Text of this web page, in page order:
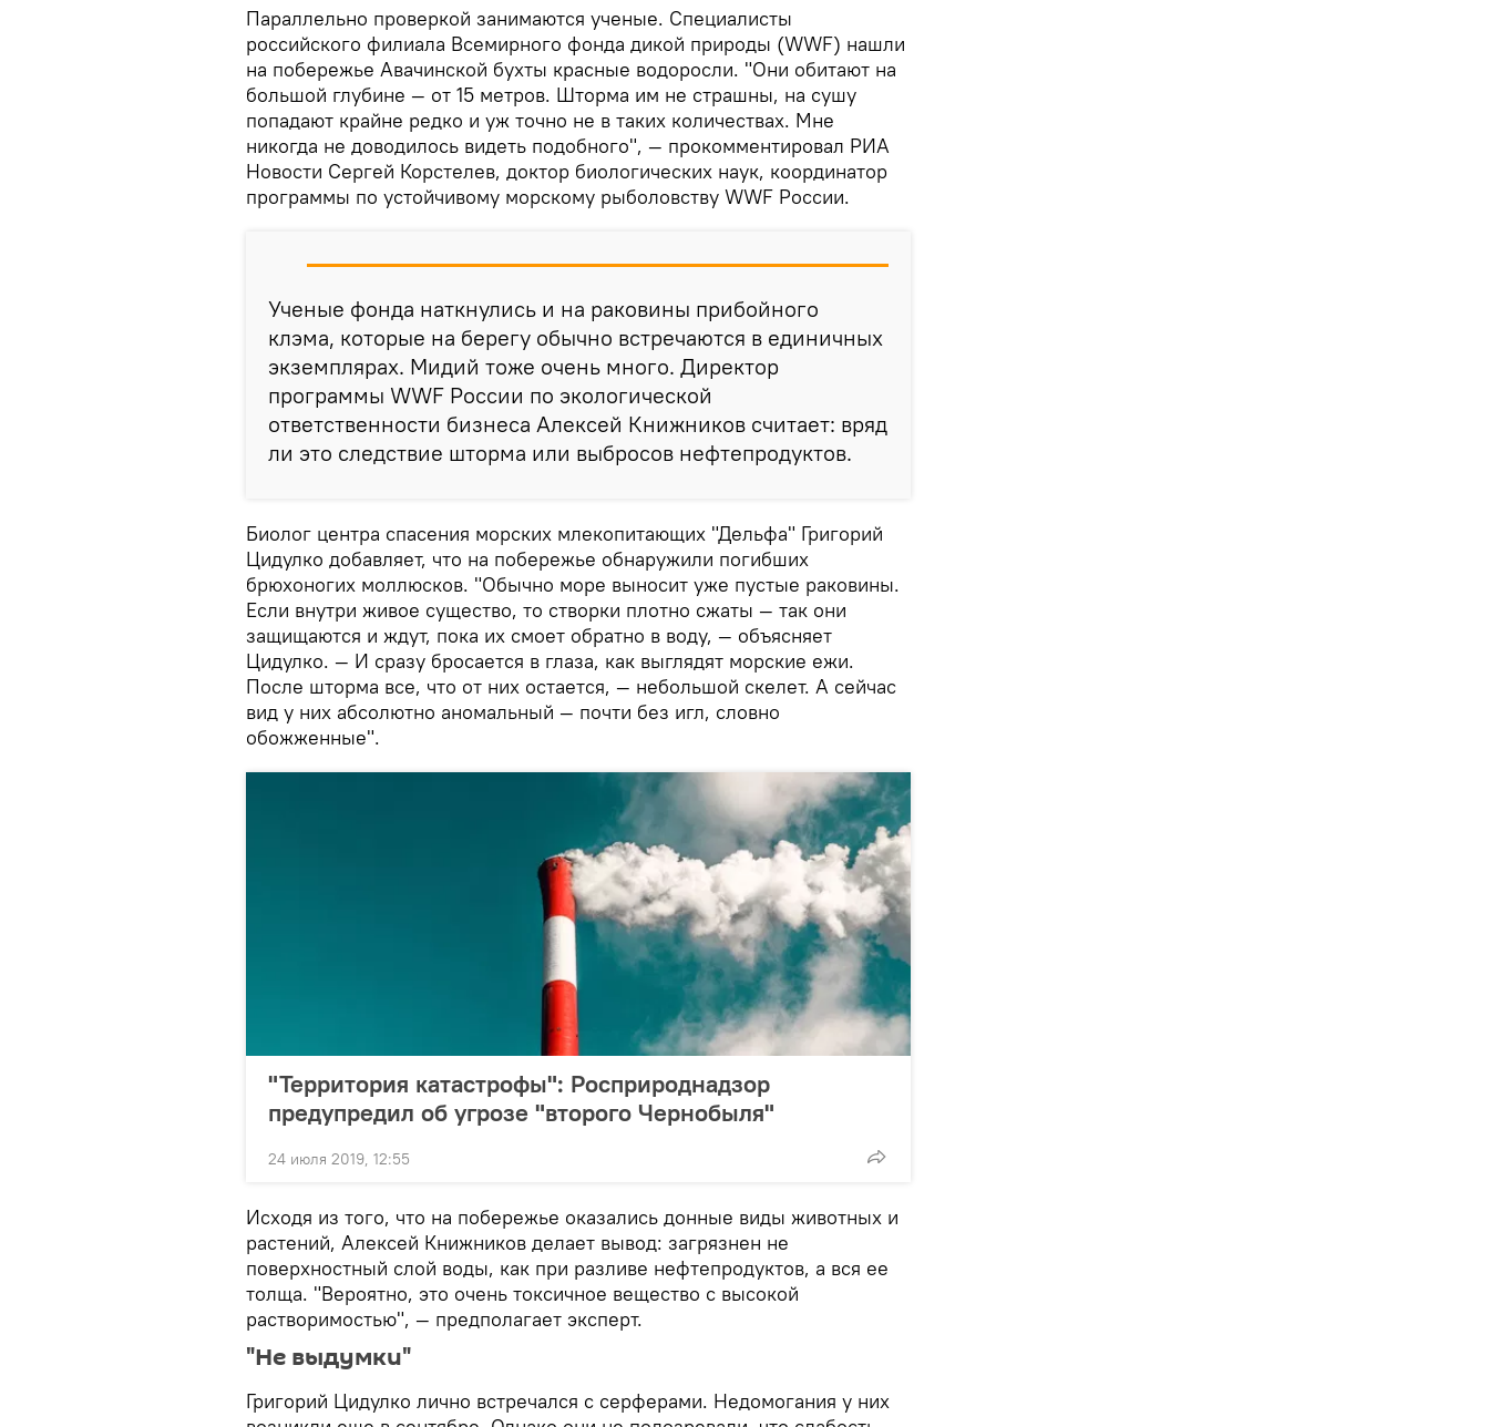
Параллельно проверкой занимаются ученые. Специалисты
российского филиала Всемирного фонда дикой природы (WWF) нашли
на побережье Авачинской бухты красные водоросли. "Они обитают на
большой глубине — от 15 метров. Шторма им не страшны, на сушу
попадают крайне редко и уж точно не в таких количествах. Мне
никогда не доводилось видеть подобного", — прокомментировал РИА
Новости Сергей Корстелев, доктор биологических наук, координатор
программы по устойчивому морскому рыболовству WWF России.
Ученые фонда наткнулись и на раковины прибойного
клэма, которые на берегу обычно встречаются в единичных
экземплярах. Мидий тоже очень много. Директор
программы WWF России по экологической
ответственности бизнеса Алексей Книжников считает: вряд
ли это следствие шторма или выбросов нефтепродуктов.
Биолог центра спасения морских млекопитающих "Дельфа" Григорий
Цидулко добавляет, что на побережье обнаружили погибших
брюхоногих моллюсков. "Обычно море выносит уже пустые раковины.
Если внутри живое существо, то створки плотно сжаты — так они
защищаются и ждут, пока их смоет обратно в воду, — объясняет
Цидулко. — И сразу бросается в глаза, как выглядят морские ежи.
После шторма все, что от них остается, — небольшой скелет. А сейчас
вид у них абсолютно аномальный — почти без игл, словно
обожженные".
"Территория катастрофы": Росприроднадзор
предупредил об угрозе "второго Чернобыля"
24 июля 2019, 12:55
Исходя из того, что на побережье оказались донные виды животных и
растений, Алексей Книжников делает вывод: загрязнен не
поверхностный слой воды, как при разливе нефтепродуктов, а вся ее
толща. "Вероятно, это очень токсичное вещество с высокой
растворимостью", — предполагает эксперт.
"Не выдумки"
Григорий Цидулко лично встречался с серферами. Недомогания у них